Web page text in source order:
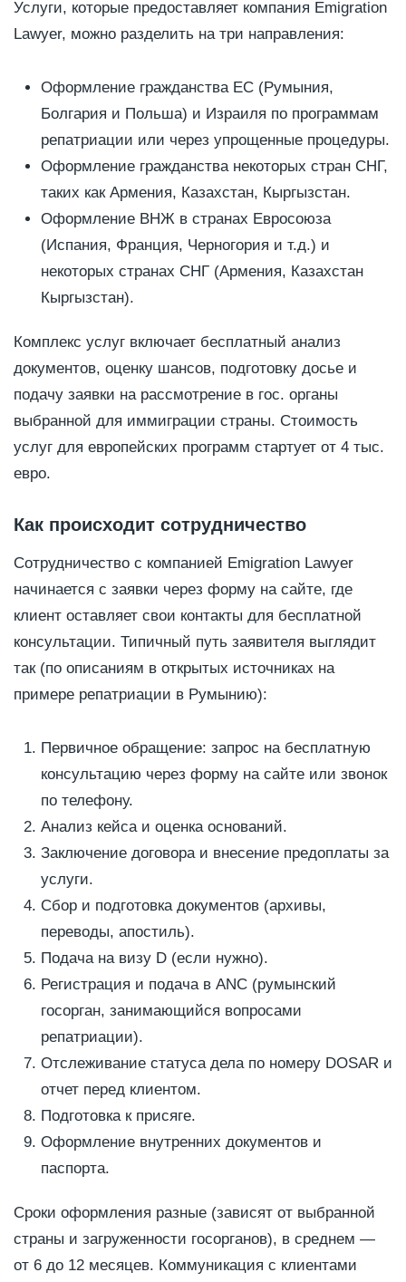
Услуги, которые предоставляет компания Emigration
Lawyer, можно разделить на три направления:
Оформление гражданства ЕС (Румыния,
Болгария и Польша) и Израиля по программам
репатриации или через упрощенные процедуры.
Оформление гражданства некоторых стран СНГ,
таких как Армения, Казахстан, Кыргызстан.
Оформление ВНЖ в странах Евросоюза
(Испания, Франция, Черногория и т.д.) и
некоторых странах СНГ (Армения, Казахстан
Кыргызстан).
Комплекс услуг включает бесплатный анализ
документов, оценку шансов, подготовку досье и
подачу заявки на рассмотрение в гос. органы
выбранной для иммиграции страны. Стоимость
услуг для европейских программ стартует от 4 тыс.
евро.
Как происходит сотрудничество
Сотрудничество с компанией Emigration Lawyer
начинается с заявки через форму на сайте, где
клиент оставляет свои контакты для бесплатной
консультации. Типичный путь заявителя выглядит
так (по описаниям в открытых источниках на
примере репатриации в Румынию):
Первичное обращение: запрос на бесплатную
консультацию через форму на сайте или звонок
по телефону.
Анализ кейса и оценка оснований.
Заключение договора и внесение предоплаты за
услуги.
Сбор и подготовка документов (архивы,
переводы, апостиль).
Подача на визу D (если нужно).
Регистрация и подача в ANC (румынский
госорган, занимающийся вопросами
репатриации).
Отслеживание статуса дела по номеру DOSAR и
отчет перед клиентом.
Подготовка к присяге.
Оформление внутренних документов и
паспорта.
Сроки оформления разные (зависят от выбранной
страны и загруженности госорганов), в среднем —
от 6 до 12 месяцев. Коммуникация с клиентами